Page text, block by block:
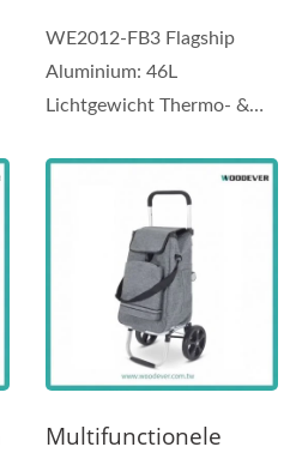
Lichtgewicht
Thermische &
Veiligheidsreflectere
Nde Trolley | Box
Draagbare
Winkelwagentje Met
Trapklimfunctie
WE2012-FB3 Flagship
Aluminium: 46L
Lichtgewicht Thermo- &
Multifunctionele